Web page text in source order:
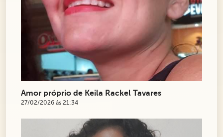
Amor próprio de Keila Rackel Tavares
27/02/2026 ás 21:34